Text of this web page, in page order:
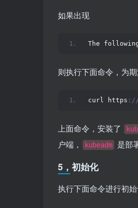
如果出现
The
则执行下面命令，为期
curl https ://
上面命令，安装了
户端，
kubeadm 是部
5，初始化
执行下面命令进行初